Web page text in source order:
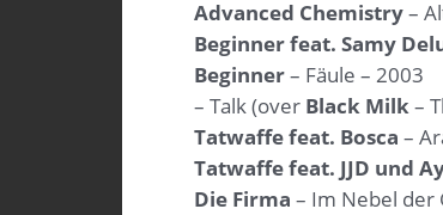
Advanced Chemistry–
Beginner feat. Samy
Beginner– Fäule – 2003
– Talk (over Black Milk–
Tatwaffe feat. Bosca –
Tatwaffe feat. JJD und
Die Firma – Im Nebel der